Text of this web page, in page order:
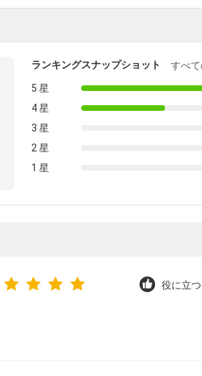
ランキングスナップショット
すべ
5 星
4 星
3 星
2 星
1 星
役に立